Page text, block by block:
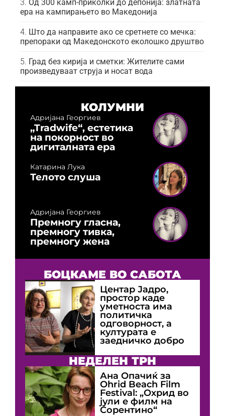
Од 300 камп-приколки до депонија: златната
ера на кампирањето во Македонија
Што да направите ако се сретнете со мечка:
препораки од Македонското еколошко друштво
Град без кирија и сметки: Жителите сами
произведуваат струја и носат вода
КОЛУМНИ
Адријана Георгиев
„Tradwife“, естетика
на покорност во
дигиталната ера
Катарина Лука
Телото слуша
Адријана Георгиев
Премногу гласна,
премногу тивка,
премногу жена
БОЦКАМЕ ВО САБОТА
Центар Јадро,
простор каде
уметноста има
политичка
одговорност, а
културата е
заедничко добро
НЕДЕЛЕН ТРН
Ана Опачиќ за
Оhrid Beach Film
Festival: „Охрид во
јули е филм на
Сорентино“